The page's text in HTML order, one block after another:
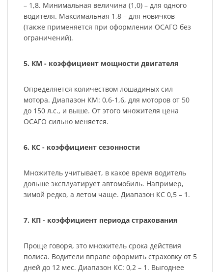
– 1,8. Минимальная величина (1,0) – для одного
водителя. Максимальная 1,8 – для новичков
(также применяется при оформлении ОСАГО без
ограничений).
5. КМ - коэффициент мощности двигателя
Определяется количеством лошадиных сил
мотора. Диапазон КМ: 0,6-1,6, для моторов от 50
до 150 л.с., и выше. От этого множителя цена
ОСАГО сильно меняется.
6. КС - коэффициент сезонности
Множитель учитывает, в какое время водитель
дольше эксплуатирует автомобиль. Например,
зимой редко, а летом чаще. Диапазон КС 0,5 – 1.
7. КП - коэффициент периода страхования
Проще говоря, это множитель срока действия
полиса. Водители вправе оформить страховку от 5
дней до 12 мес. Диапазон КС: 0,2 – 1. Выгоднее